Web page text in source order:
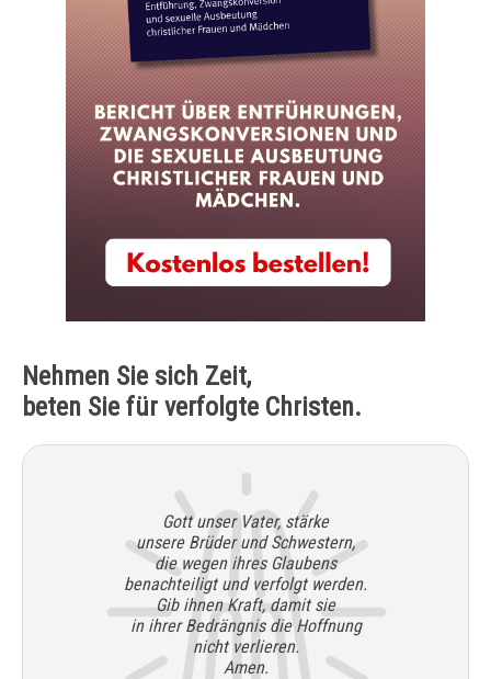
Nehmen Sie sich Zeit,
beten Sie für verfolgte Christen.
Gott unser Vater, stärke
unsere Brüder und Schwestern,
die wegen ihres Glaubens
benachteiligt und verfolgt werden.
Gib ihnen Kraft, damit sie
in ihrer Bedrängnis die Hoffnung
nicht verlieren.
Amen.